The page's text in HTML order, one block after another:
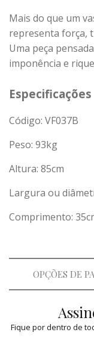
Mais do que um
representa força,
Uma peça
imponência e
Especificações
Código: VF037B
Peso: 93kg
Altura: 85cm
Largura ou
Comprimento:
OPÇÕES DE
deR$
3x deR$
Fique por dentro de